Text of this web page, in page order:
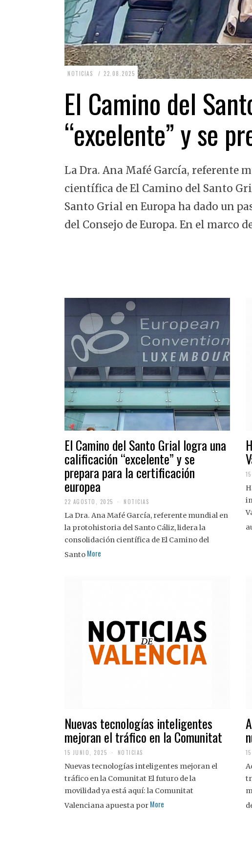
NOTICIAS 22.08.2025 2
.
0
0
2
El Camino del
“excelente” y se
La Dra. Ana Mafé García, referente
científica de El Camino del Santo
Santo Grial en Europa ha dado un
del Consejo de Europa. En el marco
El Camino del Santo Grial logra una
calificación “excelente” y se
prepara para la certificación
europea
22 AGOSTO, 2025
A
G
O
S
NOTICIAS
La Dra. Ana Mafé García, referente mundial en
la protohistoria del Santo Cáliz, lidera la
consolidación científica de El Camino del
Santo More
Nuevas tecnologías inteligentes
mejoran el tráfico en la Comunitat
15 JUNIO, 2025 NOTICIAS
Nuevas tecnologías inteligentes mejoran el
tráfico en la Comunitat El futuro de la
movilidad ya está aquí: la Comunitat
Valenciana apuesta por More